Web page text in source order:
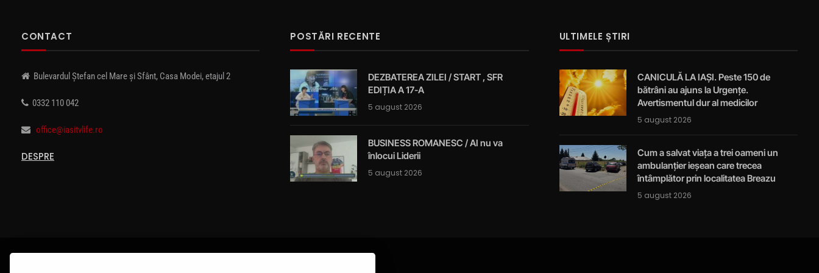
CONTACT
Bulevardul Ștefan cel Mare și Sfânt, Casa Modei, etajul 2
0332 110 042
office@iasitvlife.ro
DESPRE
POSTĂRI RECENTE
DEZBATEREA ZILEI / START , SFR
EDIȚIA A 17-A
5 august 2026
BUSINESS ROMANESC / AI nu va
înlocui Liderii
5 august 2026
ULTIMELE ȘTIRI
CANICULĂ LA IAȘI. Peste 150 de
bătrâni au ajuns la Urgențe.
Avertismentul dur al medicilor
5 august 2026
Cum a salvat viața a trei oameni un
ambulanțier ieșean care trecea
întâmplător prin localitatea Breazu
5 august 2026